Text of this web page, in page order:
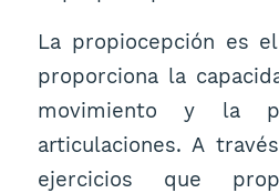
La propiocepción es
proporciona la
movimiento y la
articulaciones. A
ejercicios que